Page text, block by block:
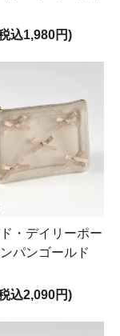
込1,980円)
・デイリーポー
パンゴールド
込2,090円)